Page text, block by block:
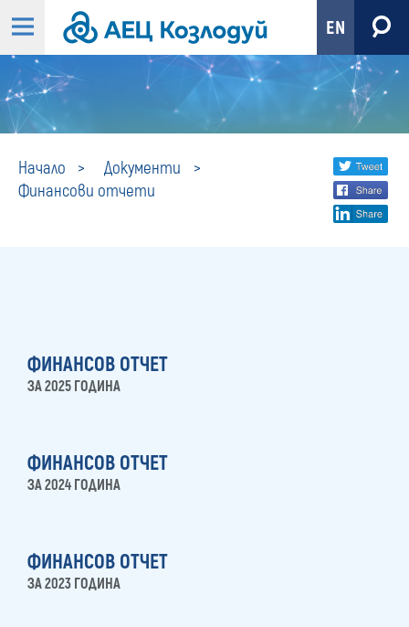
EN
Начало
Документи
Финансови отчети
Финансови
Share
social
ФИНАНСОВ ОТЧЕТ
ЗА 2025 ГОДИНА
ФИНАНСОВ ОТЧЕТ
ЗА 2024 ГОДИНА
ФИНАНСОВ ОТЧЕТ
ЗА 2023 ГОДИНА